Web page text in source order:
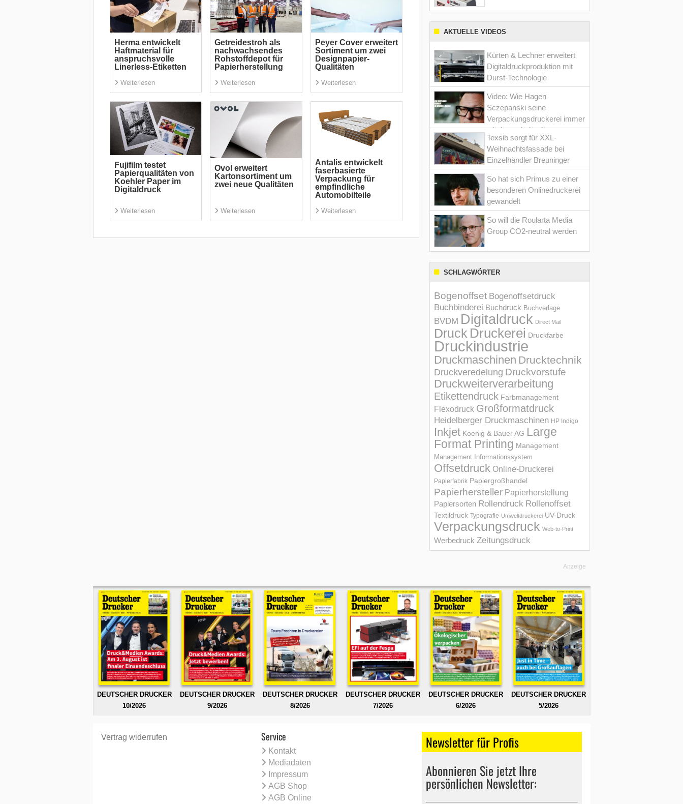
Herma entwickelt
Haftmaterial für
anspruchsvolle
Linerless-Etiketten
Weiterlesen
Getreidestroh als
nachwachsendes
Rohstoffdepot für
Papierherstellung
Weiterlesen
Peyer Cover erweitert
Sortiment um zwei
Designpapier-
Qualitäten
Weiterlesen
Fujifilm testet
Papierqualitäten von
Koehler Paper im
Digitaldruck
Weiterlesen
Ovol erweitert
Kartonsortiment um
zwei neue Qualitäten
Weiterlesen
Antalis entwickelt
faserbasierte
Verpackung für
empfindliche
Automobilteile
Weiterlesen
AKTUELLE VIDEOS
Kürten & Lechner erweitert
Digitaldruckproduktion mit
Durst-Technologie
Video: Wie Hagen
Sczepanski seine
Verpackungsdruckerei immer
wieder optimiert hat
Texsib sorgt für XXL-
Weihnachtsfassade bei
Einzelhändler Breuninger
So hat sich Primus zu einer
besonderen Onlinedruckerei
gewandelt
So will die Roularta Media
Group CO2-neutral werden
SCHLAGWÖRTER
Bogenoffset Bogenoffsetdruck
Buchbinderei Buchdruck Buchverlage
BVDM Digitaldruck Direct Mail
Druck Druckerei Druckfarbe
Druckindustrie
Druckmaschinen Drucktechnik
Druckveredelung Druckvorstufe
Druckweiterverarbeitung
Etikettendruck Farbmanagement
Flexodruck Großformatdruck
Heidelberger Druckmaschinen HP Indigo
Inkjet Koenig & Bauer AG Large
Format Printing Management
Management Informations­system
Offsetdruck Online-Druckerei
Papierfabrik Papiergroßhandel
Papierhersteller Papierherstellung
Papiersorten Rollendruck Rollenoffset
Textildruck Typografie Umweltdruckerei UV-Druck
Verpackungsdruck Web-to-Print
Werbedruck Zeitungsdruck
Anzeige
DEUTSCHER DRUCKER
10/2026
DEUTSCHER DRUCKER
9/2026
DEUTSCHER DRUCKER
8/2026
DEUTSCHER DRUCKER
7/2026
DEUTSCHER DRUCKER
6/2026
DEUTSCHER DRUCKER
5/2026
Vertrag widerrufen Service
Kontakt
Mediadaten
Impressum
AGB Shop
AGB Online
Newsletter für Profis
Abonnieren Sie jetzt Ihre
persönlichen Newsletter: